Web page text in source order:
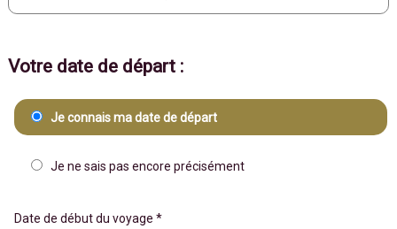
Votre date de départ :
Je connais ma date de départ
Je ne sais pas encore précisément
Date de début du voyage *